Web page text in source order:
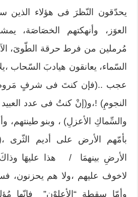
يحدّقون النّظرَ فى هؤلاء الذين
العوَز، وأنهكتهم الخصَاصَة،
مُرملين من فرط حرقة الطّوىَ،
السّماء، يعانقون هيادبَ السّحاب
عجب ..(فإن كنتَ فى شرفٍ مَرومِ
النجومِ) !،و(إنْ كنتُ فى عدد
والسِّماكِ الأعزلِ) ، وبنو طينتهم،
بأمّهم الأرض على أديم الثّرى
الأرضِ بينهمَا / هذا عليهَا
لاخوف عليهم ،ولا هم يحزنون،
وأمّا سقطة “الأعلوْن” فإنّها